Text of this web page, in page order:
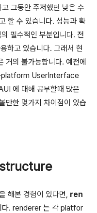
그동안 주저했던 낮은 수
할 수 있습니다. 성능과 확
필수적인 부분입니다. 전
하고 있습니다. 그래서 현
거의 불가능합니다. 예전에
platform UserInterface
에 대해 공부할때 많은
만한 몇가지 차이점이 있습
해본 경험이 있다면, ren
다. renderer 는 각 platfor